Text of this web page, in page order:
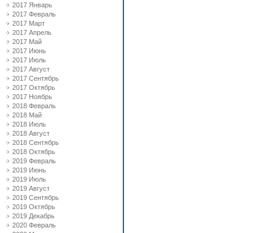
2017 Январь
2017 Февраль
2017 Март
2017 Апрель
2017 Май
2017 Июнь
2017 Июль
2017 Август
2017 Сентябрь
2017 Октябрь
2017 Ноябрь
2018 Февраль
2018 Май
2018 Июль
2018 Август
2018 Сентябрь
2018 Октябрь
2019 Февраль
2019 Июнь
2019 Июль
2019 Август
2019 Сентябрь
2019 Октябрь
2019 Декабрь
2020 Февраль